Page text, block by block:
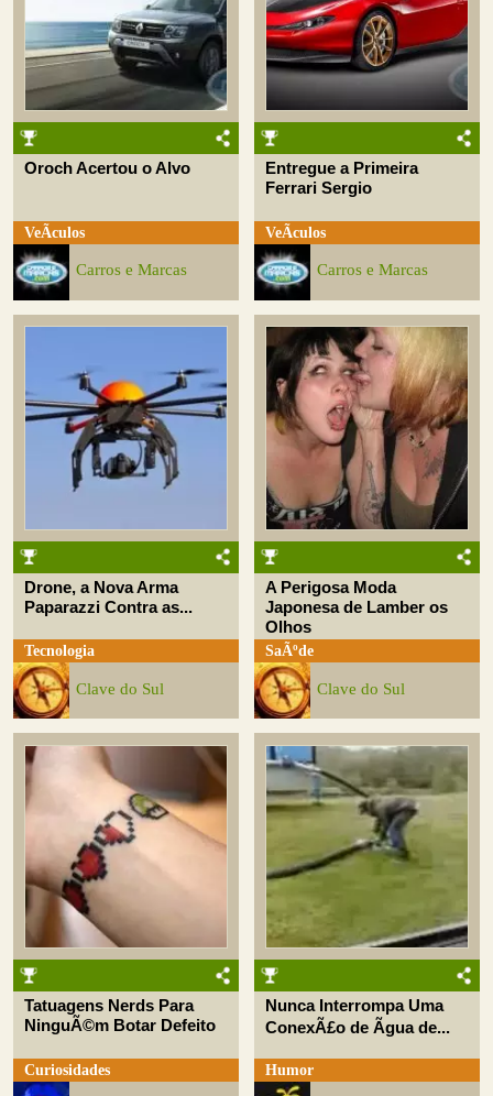
Oroch Acertou o Alvo
VeÃ­culos
Carros e Marcas
Entregue a Primeira
Ferrari Sergio
VeÃ­culos
Carros e Marcas
Drone, a Nova Arma
Paparazzi Contra as...
Tecnologia
Clave do Sul
A Perigosa Moda
Japonesa de Lamber os
Olhos
SaÃºde
Clave do Sul
Tatuagens Nerds Para
NinguÃ©m Botar Defeito
Curiosidades
Nunca Interrompa Uma
ConexÃ£o de Ãgua de...
Humor